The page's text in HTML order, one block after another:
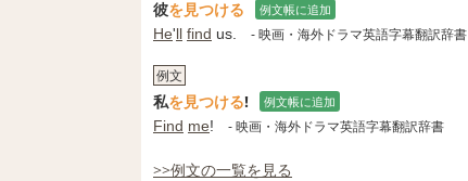
彼を見つける 例文帳に追加
He'll find us. - 映画・海外ドラマ英語字幕翻訳辞書
例文
私を見つける! 例文帳に追加
Find me! - 映画・海外ドラマ英語字幕翻訳辞書
>>例文の一覧を見る